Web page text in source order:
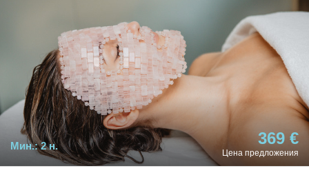
Мин.: 2 н. 369 €
Цена предложения